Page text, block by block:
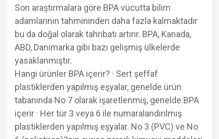
Son araştırmalara göre BPA vücutta bilim
adamlarının tahmininden daha fazla kalmaktadır
bu da doğal olarak tahribatı artırır. BPA, Kanada,
ABD, Danimarka gibi bazı gelişmiş ülkelerde
yasaklanmıştır.
Hangi ürünler BPA içerir? · Sert şeffaf
plastiklerden yapılmış eşyalar, genelde ürün
tabanında No 7 olarak işaretlenmiş, genelde BPA
içerir · Her tür 3 veya 6 ile numaralandırılmış
plastiklerden yapılmış eşyalar. No 3 (PVC) ve No